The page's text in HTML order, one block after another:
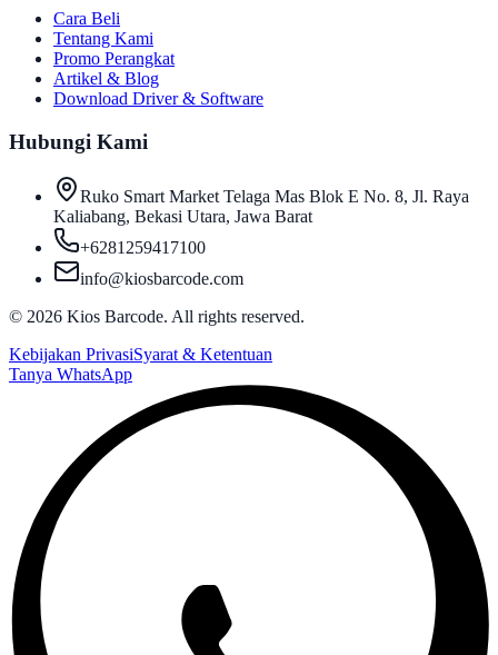
Cara Beli
Tentang Kami
Promo Perangkat
Artikel & Blog
Download Driver & Software
Hubungi Kami
Ruko Smart Market Telaga Mas Blok E No. 8, Jl. Raya
Kaliabang, Bekasi Utara, Jawa Barat
+6281259417100
info@kiosbarcode.com
© 2026 Kios Barcode. All rights reserved.
Kebijakan PrivasiSyarat & Ketentuan
Tanya WhatsApp